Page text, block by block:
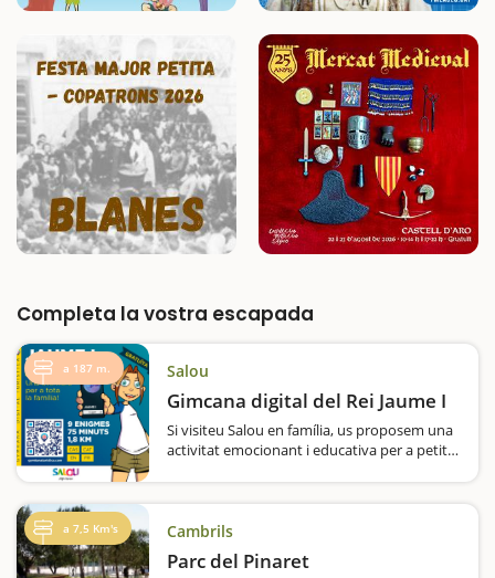
Completa la vostra escapada
a 187 m. Salou
Gimcana digital del Rei Jaume I
Si visiteu Salou en família, us proposem una
activitat emocionant i educativa per a petits i
"El Conqueridor" va planificar…
a 7,5 Km's Cambrils
Parc del Pinaret